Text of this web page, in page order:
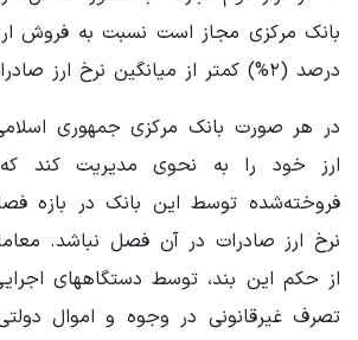
بانک مرکزی مجاز است نسبت به فروش
درصد (۲%) کمتر از میانگین نرخ ارز صادرات اقدام کند.
در هر صورت بانک مرکزی جمهوری
ارز خود را به نحوی مدیریت کند که
فروخته‌شده توسط این بانک در بازه
نرخ ارز صادرات در آن فصل نباشد.
از حکم این بند، توسط ‌دستگاههای
تصرف غیرقانونی در وجوه و اموال